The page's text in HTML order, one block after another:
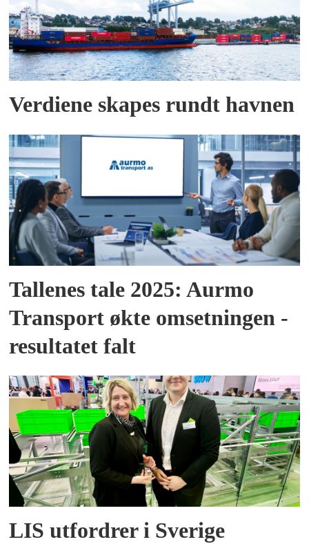
Verdiene skapes rundt havnen
Tallenes tale 2025: Aurmo
Transport økte omsetningen -
resultatet falt
LIS utfordrer i Sverige